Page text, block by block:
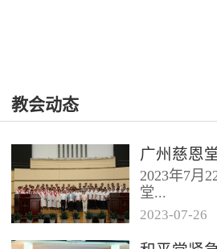
教会动态
2023年7月
堂...
联合诗班在
2023-07-26